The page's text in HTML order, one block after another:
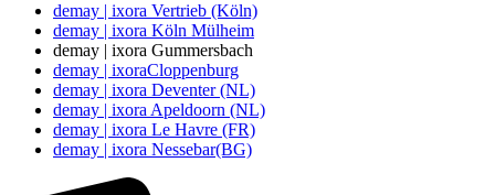
demay | ixora Vertrieb (Köln)
demay | ixora Köln Mülheim
demay | ixora Gummersbach
demay | ixoraCloppenburg
demay | ixora Deventer (NL)
demay | ixora Apeldoorn (NL)
demay | ixora Le Havre (FR)
demay | ixora Nessebar(BG)